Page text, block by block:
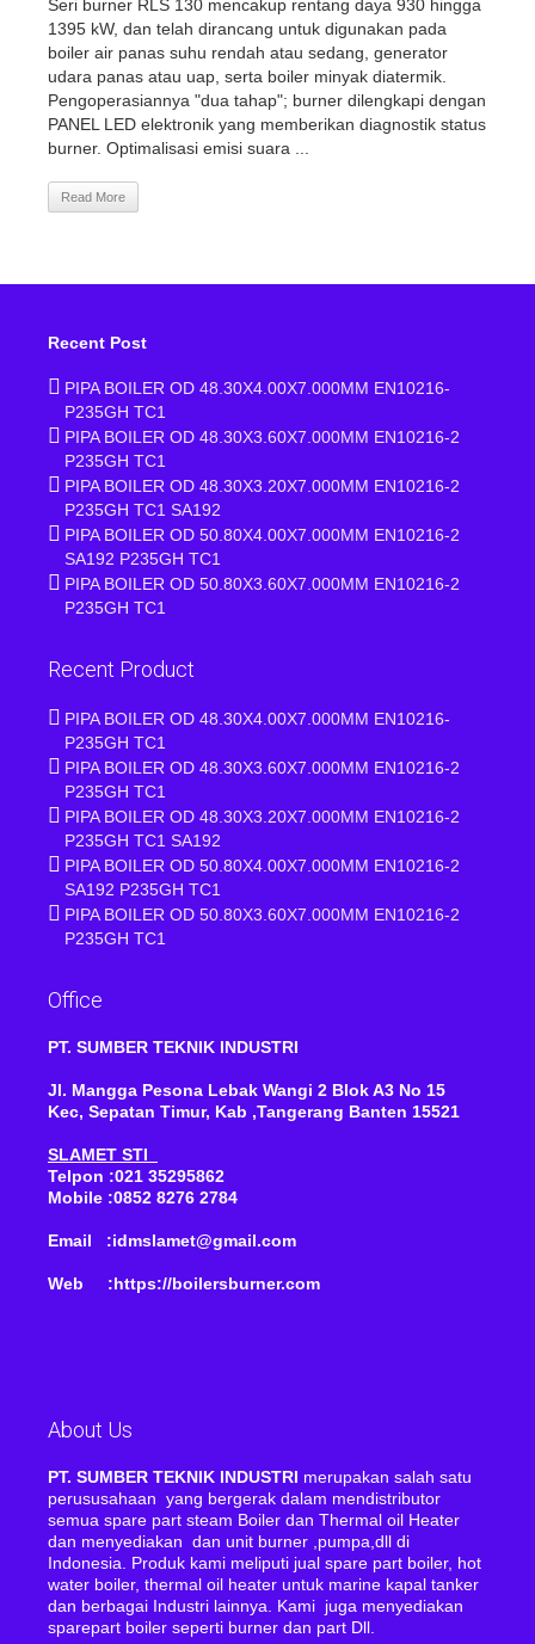
Seri burner RLS 130 mencakup rentang daya 930 hingga
1395 kW, dan telah dirancang untuk digunakan pada
boiler air panas suhu rendah atau sedang, generator
udara panas atau uap, serta boiler minyak diatermik.
Pengoperasiannya "dua tahap"; burner dilengkapi dengan
PANEL LED elektronik yang memberikan diagnostik status
burner. Optimalisasi emisi suara ...
Read More
Recent Post
PIPA BOILER OD 48.30X4.00X7.000MM EN10216-
P235GH TC1
PIPA BOILER OD 48.30X3.60X7.000MM EN10216-2
P235GH TC1
PIPA BOILER OD 48.30X3.20X7.000MM EN10216-2
P235GH TC1 SA192
PIPA BOILER OD 50.80X4.00X7.000MM EN10216-2
SA192 P235GH TC1
PIPA BOILER OD 50.80X3.60X7.000MM EN10216-2
P235GH TC1
Recent Product
PIPA BOILER OD 48.30X4.00X7.000MM EN10216-
P235GH TC1
PIPA BOILER OD 48.30X3.60X7.000MM EN10216-2
P235GH TC1
PIPA BOILER OD 48.30X3.20X7.000MM EN10216-2
P235GH TC1 SA192
PIPA BOILER OD 50.80X4.00X7.000MM EN10216-2
SA192 P235GH TC1
PIPA BOILER OD 50.80X3.60X7.000MM EN10216-2
P235GH TC1
Office
PT. SUMBER TEKNIK INDUSTRI
Jl. Mangga Pesona Lebak Wangi 2 Blok A3 No 15
Kec, Sepatan Timur, Kab ,Tangerang Banten 15521
SLAMET STI
Telpon :021 35295862
Mobile :0852 8276 2784
Email :idmslamet@gmail.com
Web :https://boilersburner.com
About Us
PT. SUMBER TEKNIK INDUSTRI merupakan salah satu
perususahaan yang bergerak dalam mendistributor
semua spare part steam Boiler dan Thermal oil Heater
dan menyediakan dan unit burner ,pumpa,dll di
Indonesia. Produk kami meliputi jual spare part boiler, hot
water boiler, thermal oil heater untuk marine kapal tanker
dan berbagai Industri lainnya. Kami juga menyediakan
sparepart boiler seperti burner dan part Dll.